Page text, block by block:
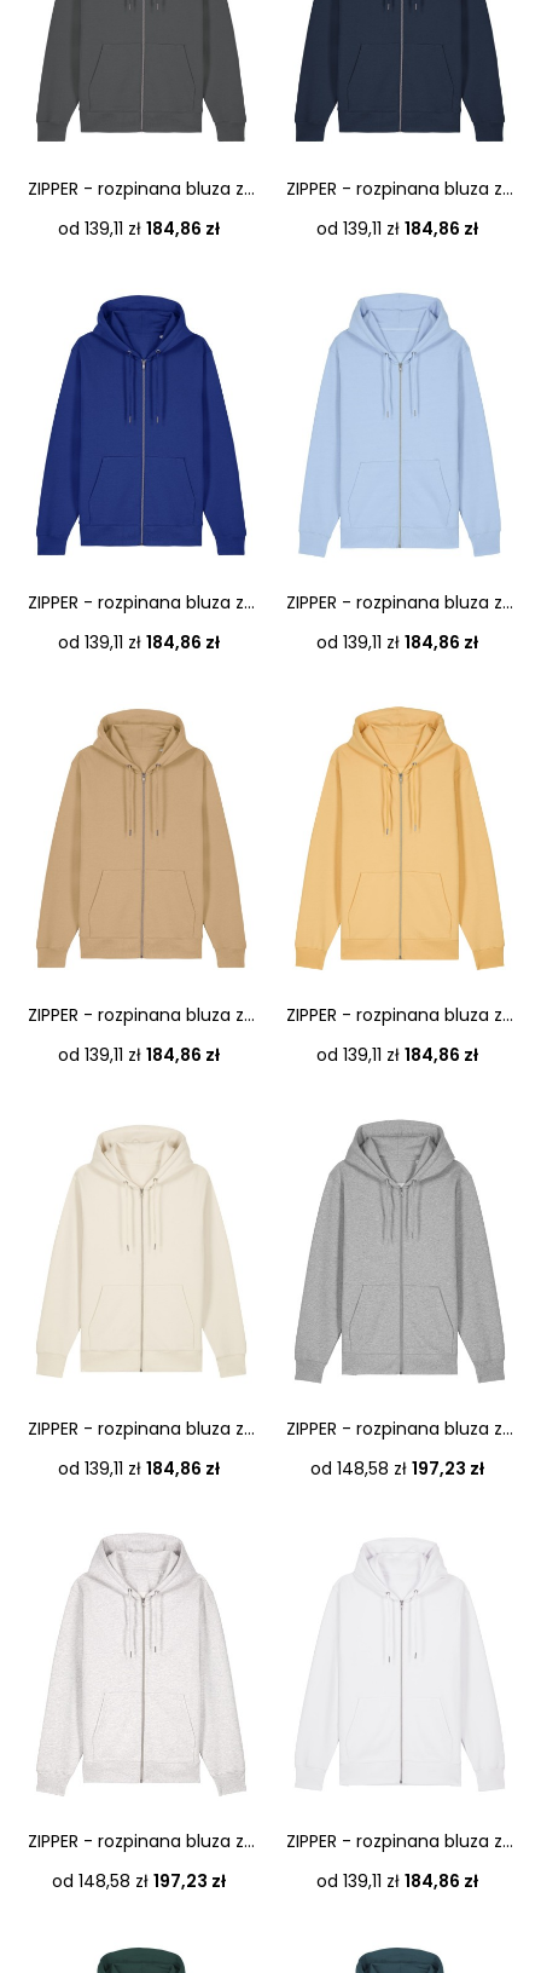
ZIPPER - rozpinana bluza z...
od 139,11 zł Cena
184,86 zł
ZIPPER - rozpinana bluza z...
od 139,11 zł Cena
184,86 zł
ZIPPER - rozpinana bluza z...
od 139,11 zł Cena
184,86 zł
ZIPPER - rozpinana bluza z...
od 139,11 zł Cena
184,86 zł
ZIPPER - rozpinana bluza z...
od 139,11 zł Cena
184,86 zł
ZIPPER - rozpinana bluza z...
od 139,11 zł Cena
184,86 zł
ZIPPER - rozpinana bluza z...
od 139,11 zł Cena
184,86 zł
ZIPPER - rozpinana bluza z...
od 148,58 zł Cena
197,23 zł
ZIPPER - rozpinana bluza z...
od 148,58 zł Cena
197,23 zł
ZIPPER - rozpinana bluza z...
od 139,11 zł Cena
184,86 zł